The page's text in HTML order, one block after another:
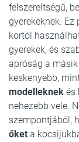
felszereltségű,
gyerekeknek.
kortól
gyerekek, és
apróság a
keskenyebb,
modelleknek és
nehezebb vele.
szempontjából,
őket a